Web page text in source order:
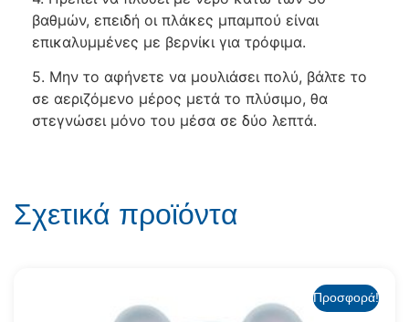
βαθμών, επειδή οι πλάκες μπαμπού είναι
επικαλυμμένες με βερνίκι για τρόφιμα.
5. Μην το αφήνετε να μουλιάσει πολύ, βάλτε το
σε αεριζόμενο μέρος μετά το πλύσιμο, θα
στεγνώσει μόνο του μέσα σε δύο λεπτά.
Σχετικά προϊόντα
Προσφορά!